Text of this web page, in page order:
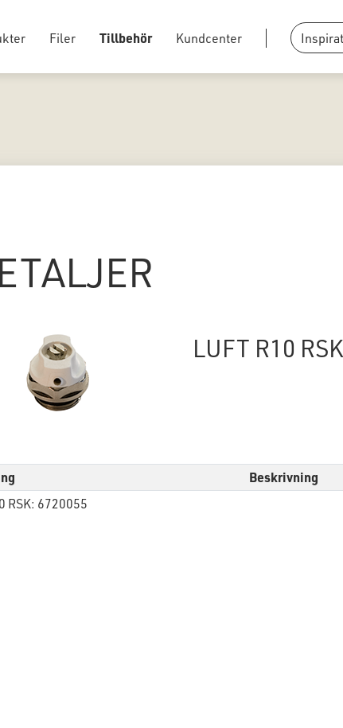
Filer Tillbehör Kundcenter
LUFT R10
Beskrivning
RSK: 6720055